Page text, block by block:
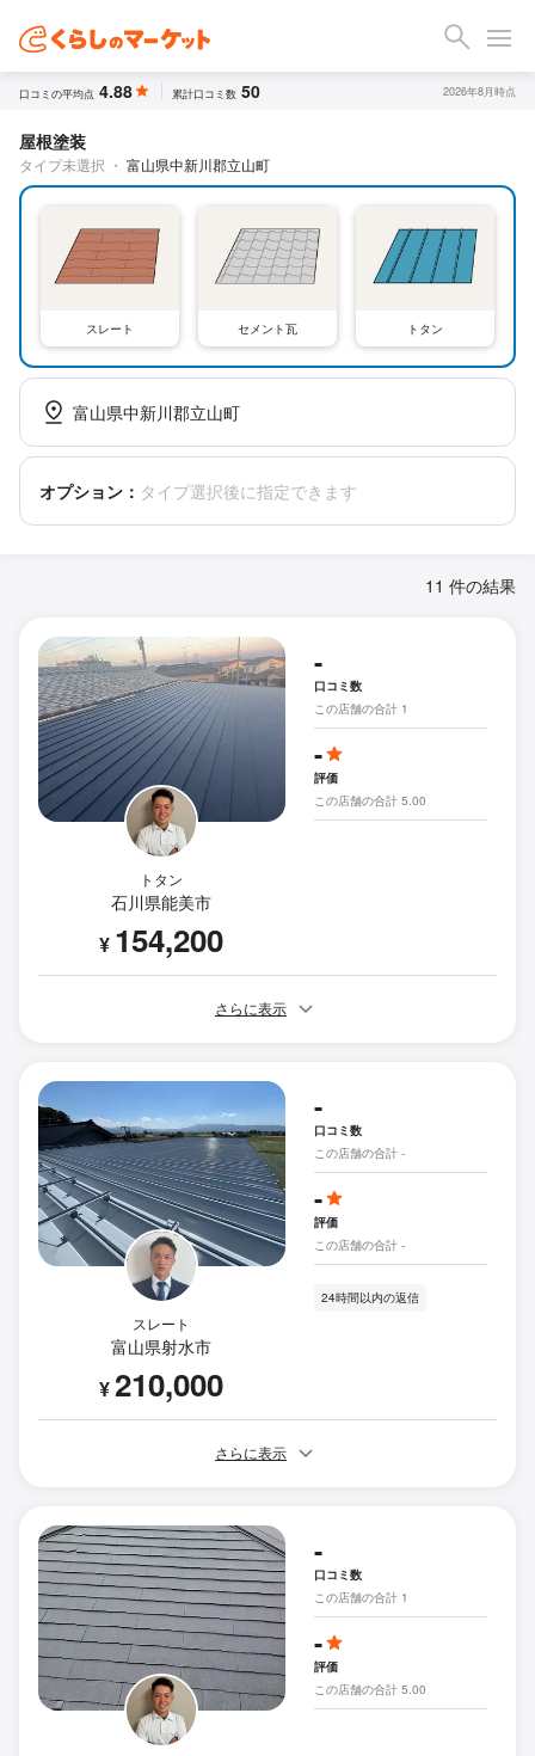
口コミの平均点 4.88 累計口コミ数 50 2026年8月時点
屋根塗装
タイプ未選択 ・ 富山県中新川郡立山町
スレート セメント瓦 トタン
富山県中新川郡立山町
オプション： タイプ選択後に指定できます
11 件の結果
トタン
石川県能美市
¥ 154,200
-
口コミ数
この店舗の合計 1
-
評価
この店舗の合計 5.00
さらに表示
スレート
富山県射水市
¥210,000
-
口コミ数
この店舗の合計 -
-
評価
この店舗の合計 -
24時間以内の返信
さらに表示
-
口コミ数
この店舗の合計 1
-
評価
この店舗の合計 5.00